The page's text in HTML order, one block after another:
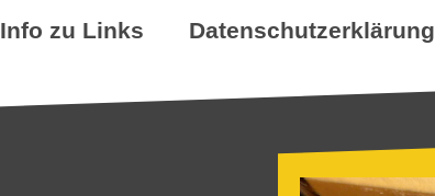
Info zu Links Datenschutzerklärung